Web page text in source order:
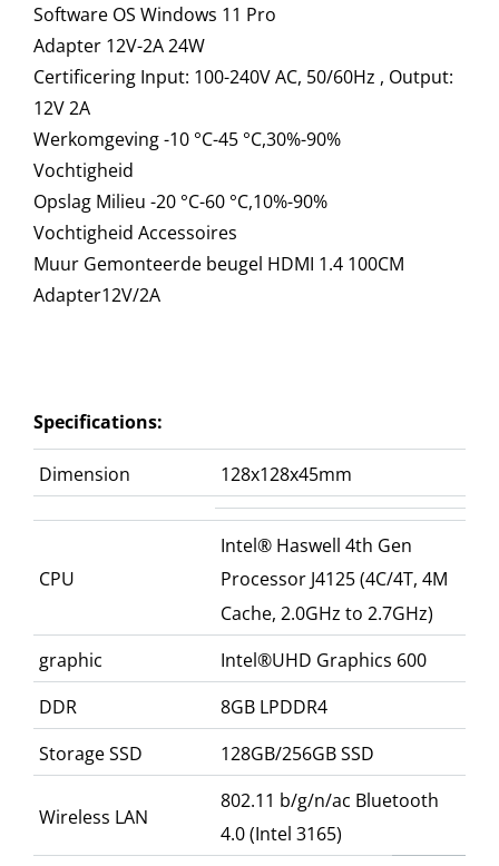
Software OS Windows 11 Pro
Adapter 12V-2A 24W
Certificering Input: 100-240V AC, 50/60Hz , Output:
12V 2A
Werkomgeving -10 °C-45 °C,30%-90%
Vochtigheid
Opslag Milieu -20 °C-60 °C,10%-90%
Vochtigheid Accessoires
Muur Gemonteerde beugel HDMI 1.4 100CM
Adapter12V/2A
Specifications:
Dimension 128x128x45mm
CPU
Intel® Haswell 4th Gen
Processor J4125 (4C/4T, 4M
Cache, 2.0GHz to 2.7GHz)
graphic
Intel®UHD Graphics 600
DDR
8GB LPDDR4
Storage SSD
128GB/256GB SSD
Wireless LAN
802.11 b/g/n/ac Bluetooth
4.0 (Intel 3165)